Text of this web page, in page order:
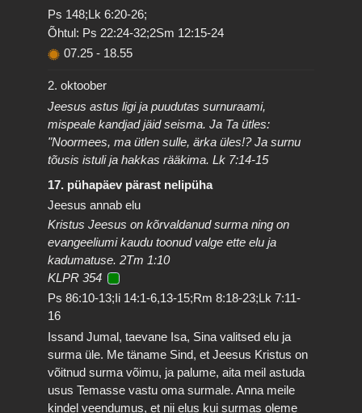
Ps 148;Lk 6:20-26;
Õhtul: Ps 22:24-32;2Sm 12:15-24
07.25 - 18.55
2. oktoober
Jeesus astus ligi ja puudutas surnuraami,
mispeale kandjad jäid seisma. Ja Ta ütles:
"Noormees, ma ütlen sulle, ärka üles!? Ja surnu
tõusis istuli ja hakkas rääkima. Lk 7:14-15
17. pühapäev pärast nelipüha
Jeesus annab elu
Kristus Jeesus on kõrvaldanud surma ning on
evangeeliumi kaudu toonud valge ette elu ja
kadumatuse. 2Tm 1:10
KLPR 354
Ps 86:10-13;Ii 14:1-6,13-15;Rm 8:18-23;Lk 7:11-
16
Issand Jumal, taevane Isa, Sina valitsed elu ja
surma üle. Me täname Sind, et Jeesus Kristus on
võitnud surma võimu, ja palume, aita meil astuda
usus Temasse vastu oma surmale. Anna meile
kindel veendumus, et nii elus kui surmas oleme